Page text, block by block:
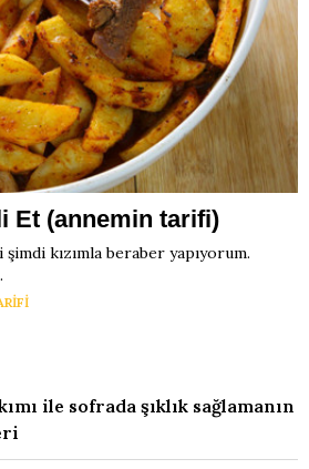
Et (annemin tarifi)
kızımla beraber yapıyorum.
ile sofrada şıklık sağlamanın